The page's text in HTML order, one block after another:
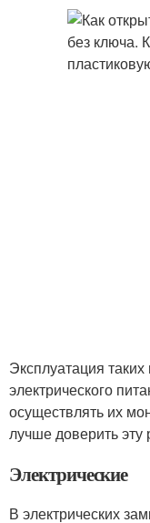
Эксплуатация
электрического
осуществлять их
лучше доверить эту
Электрические
В электрических